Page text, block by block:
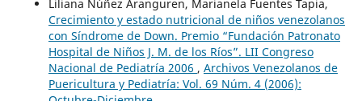
Liliana Núñez Aranguren, Marianela Fuentes Tapia,
Crecimiento y estado nutricional de niños venezolanos
con Síndrome de Down. Premio “Fundación Patronato
Hospital de Niños J. M. de los Ríos”. LII Congreso
Nacional de Pediatría 2006 , Archivos Venezolanos de
Puericultura y Pediatría: Vol. 69 Núm. 4 (2006):